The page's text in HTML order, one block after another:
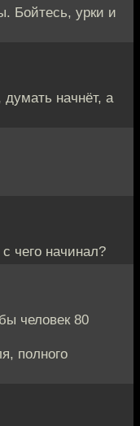
Бойтесь, урки и
начнёт, а
чего начинал?
человек 80
полного